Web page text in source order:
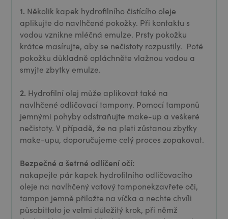
1. Několik kapek hydrofilního čistícího oleje
aplikujte do navlhčené pokožky. Při kontaktu s
vodou vznikne mléčná emulze. Prsty pokožku
krátce masírujte, aby se nečistoty rozpustily. Poté
pokožku důkladně opláchněte vlažnou vodou a
smyjte zbytky emulze.
2. Hydrofilní olej může aplikovat také na
navlhčené odličovací tampony. Pomocí tamponů
jemnými pohyby odstraňujte make-up a veškeré
nečistoty. V případě, že na pleti zůstanou zbytky
make-upu, doporučujeme celý proces zopakovat.
Bezpečné a šetrné odlíčení očí:
nakapejte pár kapek hydrofilního odličovacího
oleje na navlhčený vatový tamponekzavřete oči,
tampon jemně přiložte na víčka a nechte chvíli
působittoto je velmi důležitý krok, při němž